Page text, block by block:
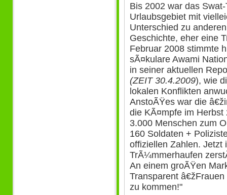
Bis 2002 war das
Urlaubsgebiet mit
Unterschied zu
Geschichte, eher eine
Februar 2008 stimmte
sÃ¤kulare Awami
in seiner aktuellen
(ZEIT 30.4.2009), wie
lokalen Konflikten
AnstoÃŸes war die
die KÃ¤mpfe im
3.000 Menschen zum
160 Soldaten +
offiziellen Zahlen. Jetzt
TrÃ¼mmerhaufen
An einem groÃŸen
Transparent
zu kommen!"